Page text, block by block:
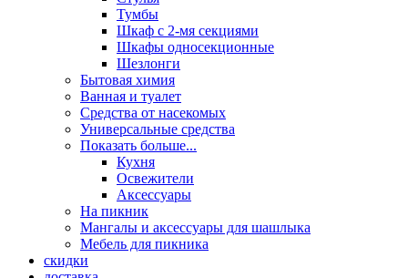
Тумбы
Шкаф с 2-мя секциями
Шкафы односекционные
Шезлонги
Бытовая химия
Ванная и туалет
Средства от насекомых
Универсальные средства
Показать больше...
Кухня
Освежители
Аксессуары
На пикник
Мангалы и аксессуары для шашлыка
Мебель для пикника
скидки